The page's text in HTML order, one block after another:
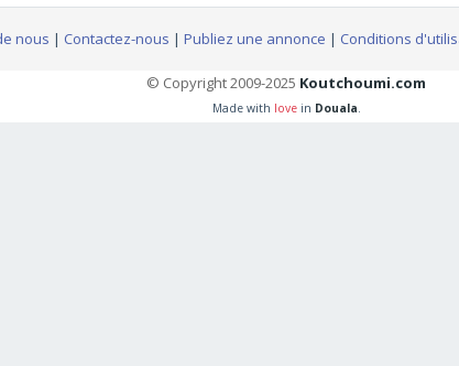
nous | Contactez-nous | Publiez une annonce | Conditions
© Copyright 2009-2025 Koutchoumi.com
Made with lovein Douala.